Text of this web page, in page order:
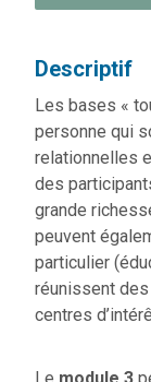
Descriptif
Les bases «
personne qui
relationnelles
des
grande
peuvent
particulier
réunissent
centres